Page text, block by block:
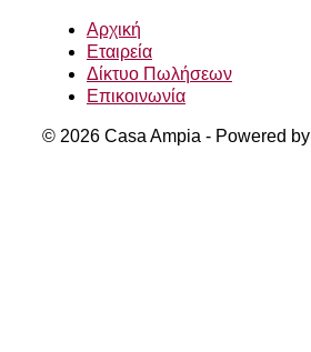
Αρχική
Εταιρεία
Δίκτυο Πωλήσεων
Επικοινωνία
© 2026 Casa Ampia - Powered by